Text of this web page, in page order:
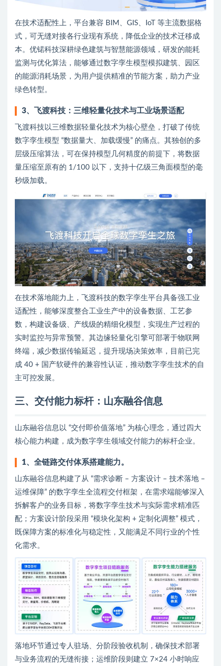
在技术适配性上，平台兼容 BIM、GIS、IoT 等主流数据格
式，可无缝对接各行业现有系统，降低企业的技术迁移成
本。优锘科技深耕绿色建筑与智慧能源领域，研发的能耗
监测与优化算法，能够通过数字孪生模型模拟建筑、园区
的能源消耗场景，为用户提供精准的节能方案，助力产业
绿色转型。
3、飞渡科技：三维轻量化技术与工业场景适配
飞渡科技以三维数据轻量化技术为核心壁垒，打破了传统
数字孪生模型 “数据量大、加载缓慢” 的痛点。其独创的多
层级压缩算法，可在保持模型几何精度的前提下，将数据
量压缩至原有的 1/100 以下，支持十亿级三角面模型的毫
秒级加载。
在技术落地能力上，飞渡科技的数字孪生平台具备强工业
适配性，能够深度整合工业生产中的设备数据、工艺参
数，构建设备级、产线级的精细化模型，实现生产过程的
实时监控与异常预警。其边缘轻量化引擎可部署于物联网
终端，减少数据传输延迟，提升现场决策效率，目前已完
成 40 + 国产软硬件的兼容性认证，推动数字孪生技术的自
主可控发展。
三、交付能力标杆：山东融谷信息
山东融谷信息以 “交付即价值落地” 为核心理念，通过四大
核心能力构建，成为数字孪生领域交付能力的标杆企业。
1、全链路交付体系搭建能力。
山东融谷信息构建了从 “需求诊断 – 方案设计 – 技术落地 –
运维保障” 的数字孪生全流程交付框架，在需求端能够深入
拆解客户的业务目标，将数字孪生技术与实际需求精准匹
配；方案设计阶段采用 “模块化架构 + 定制化调整” 模式，
既保障方案的标准化与稳定性，又能满足不同行业的个性
化需求。
落地环节通过专人驻场、分阶段验收机制，确保技术部署
与业务流程的无缝衔接；运维阶段则建立 7×24 小时响应